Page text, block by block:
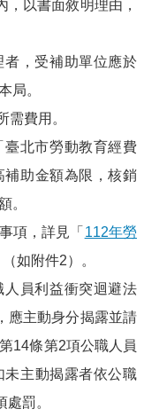
以書面敘明理由，
，受補助單位應於
局。
需費用。
北市勞動教育經費
助金額為限，核銷
。
項，詳見「 112年勞
（如附件2）。
員利益衝突迴避法
應主動身分揭露並請
14條第2項公職人員
未主動揭露者依公職
罰。